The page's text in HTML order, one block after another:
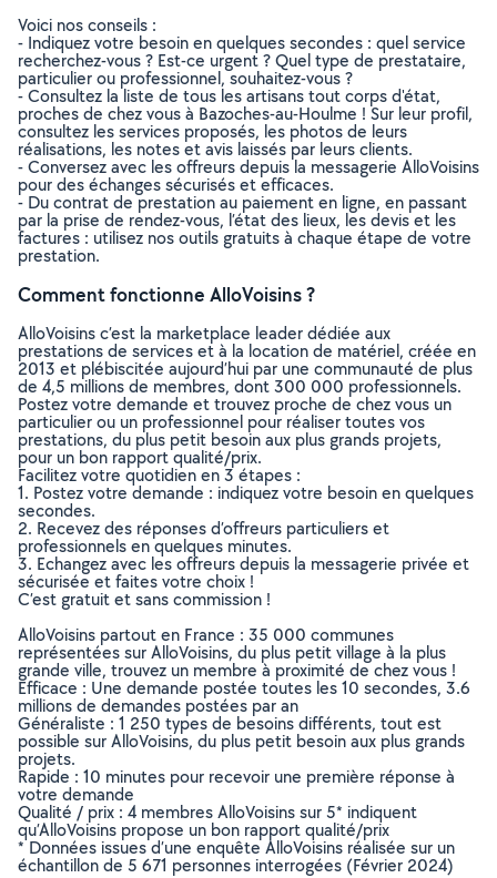
Voici nos conseils :
- Indiquez votre besoin en quelques secondes : quel service
recherchez-vous ? Est-ce urgent ? Quel type de prestataire,
particulier ou professionnel, souhaitez-vous ?
- Consultez la liste de tous les artisans tout corps d'état,
proches de chez vous à Bazoches-au-Houlme ! Sur leur profil,
consultez les services proposés, les photos de leurs
réalisations, les notes et avis laissés par leurs clients.
- Conversez avec les offreurs depuis la messagerie AlloVoisins
pour des échanges sécurisés et efficaces.
- Du contrat de prestation au paiement en ligne, en passant
par la prise de rendez-vous, l’état des lieux, les devis et les
factures : utilisez nos outils gratuits à chaque étape de votre
prestation.
Comment fonctionne AlloVoisins ?
AlloVoisins c’est la marketplace leader dédiée aux
prestations de services et à la location de matériel, créée en
2013 et plébiscitée aujourd’hui par une communauté de plus
de 4,5 millions de membres, dont 300 000 professionnels.
Postez votre demande et trouvez proche de chez vous un
particulier ou un professionnel pour réaliser toutes vos
prestations, du plus petit besoin aux plus grands projets,
pour un bon rapport qualité/prix.
Facilitez votre quotidien en 3 étapes :
1. Postez votre demande : indiquez votre besoin en quelques
secondes.
2. Recevez des réponses d’offreurs particuliers et
professionnels en quelques minutes.
3. Echangez avec les offreurs depuis la messagerie privée et
sécurisée et faites votre choix !
C’est gratuit et sans commission !
AlloVoisins partout en France : 35 000 communes
représentées sur AlloVoisins, du plus petit village à la plus
grande ville, trouvez un membre à proximité de chez vous !
Efficace : Une demande postée toutes les 10 secondes, 3.6
millions de demandes postées par an
Généraliste : 1 250 types de besoins différents, tout est
possible sur AlloVoisins, du plus petit besoin aux plus grands
projets.
Rapide : 10 minutes pour recevoir une première réponse à
votre demande
Qualité / prix : 4 membres AlloVoisins sur 5* indiquent
qu’AlloVoisins propose un bon rapport qualité/prix
* Données issues d’une enquête AlloVoisins réalisée sur un
échantillon de 5 671 personnes interrogées (Février 2024)